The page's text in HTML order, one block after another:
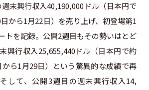
末興行収入40,190,000ドル（日本円で
から1月22日） を売り上げ、初登場第1
トを記録。公開2週目もその勢いはとど
興行収入25,655,440ドル（日本円で約
から1月29日）という驚異的な成績で再
して、公開3週目の週末興行収入14,